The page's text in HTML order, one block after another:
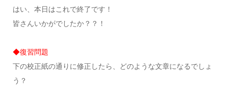
はい、本日はこれで終了です！
皆さんいかがでしたか？？！
◆復習問題
下の校正紙の通りに修正したら、どのような文章になるでしょ
う？